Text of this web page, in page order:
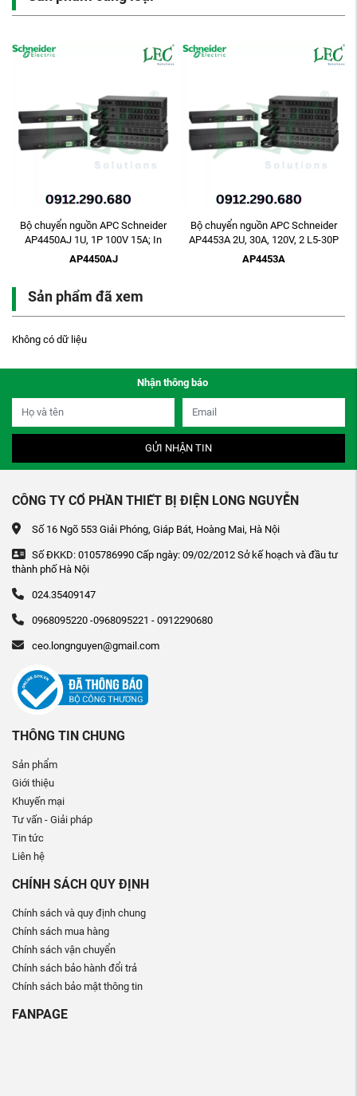
Bộ chuyển nguồn APC Schneider
AP4450AJ 1U, 1P 100V 15A; In
NEMA 5-15P x2, ...
AP4450AJ
Bộ chuyển nguồn APC Schneider
AP4453A 2U, 30A, 120V, 2 L5-30P
IN, 16 5-20R ...
AP4453A
Sản phẩm đã xem
Không có dữ liệu
Nhận thông báo
GỬI NHẬN TIN
CÔNG TY CỔ PHẦN THIẾT BỊ ĐIỆN LONG NGUYỄN
Số 16 Ngõ 553 Giải Phóng, Giáp Bát, Hoàng Mai, Hà Nội
Số ĐKKD: 0105786990 Cấp ngày: 09/02/2012 Sở kế hoạch và đầu tư
thành phố Hà Nội
024.35409147
0968095220 -0968095221 - 0912290680
ceo.longnguyen@gmail.com
THÔNG TIN CHUNG
Sản phẩm
Giới thiệu
Khuyến mại
Tư vấn - Giải pháp
Tin tức
Liên hệ
CHÍNH SÁCH QUY ĐỊNH
Chính sách và quy định chung
Chính sách mua hàng
Chính sách vận chuyển
Chính sách bảo hành đổi trả
Chính sách bảo mật thông tin
FANPAGE